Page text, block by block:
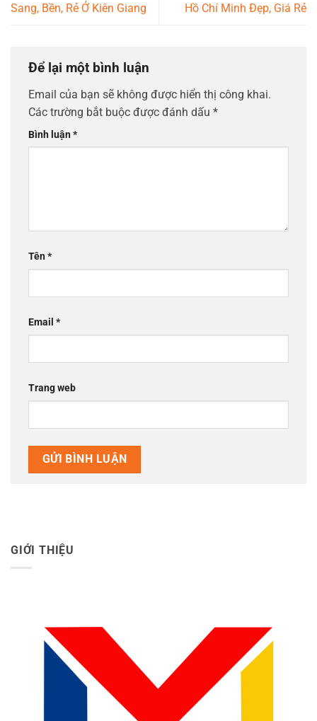
Sang, Bền, Rẻ Ở Kiên Giang
Hồ Chí Minh Đẹp, Giá Rẻ
Để lại một bình luận
Email của bạn sẽ không được hiển thị công khai.
Các trường bắt buộc được đánh dấu *
Bình luận*
Tên*
Email *
Trang web
GIỚI THIỆU